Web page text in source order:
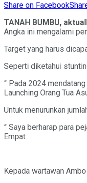
Share on Facebook
TANAH BUMBU,
Angka ini mengalami
Target yang harus
Seperti diketahui
” Pada 2024
Launching Orang Tua
Untuk menurunkan
” Saya berharap para
Empat.
Kepada wartawan